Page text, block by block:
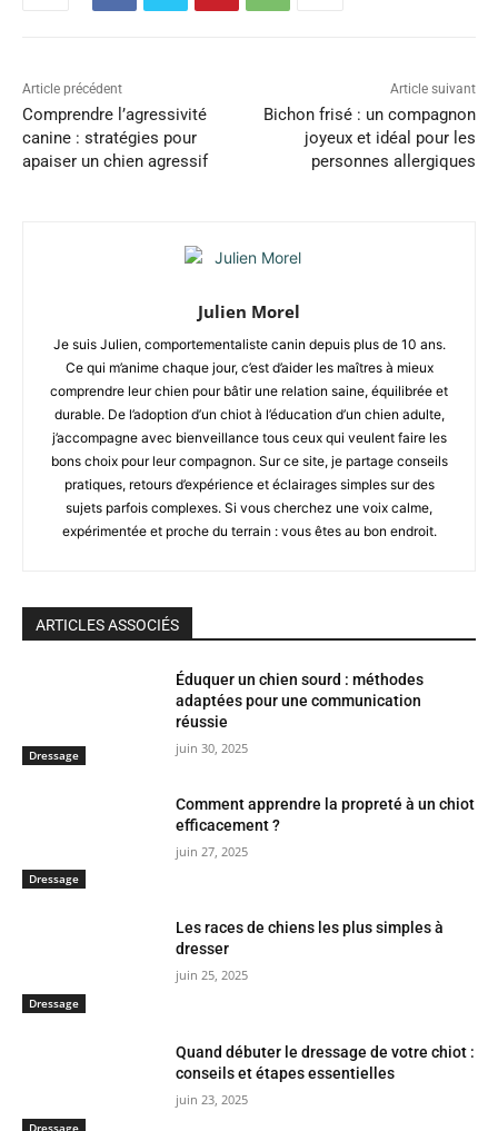
Article précédent
Comprendre l’agressivité
canine : stratégies pour
apaiser un chien agressif
Article suivant
Bichon frisé : un compagnon
joyeux et idéal pour les
personnes allergiques
Julien Morel
Je suis Julien, comportementaliste canin depuis plus de 10 ans.
Ce qui m’anime chaque jour, c’est d’aider les maîtres à mieux
comprendre leur chien pour bâtir une relation saine, équilibrée et
durable. De l’adoption d’un chiot à l’éducation d’un chien adulte,
j’accompagne avec bienveillance tous ceux qui veulent faire les
bons choix pour leur compagnon. Sur ce site, je partage conseils
pratiques, retours d’expérience et éclairages simples sur des
sujets parfois complexes. Si vous cherchez une voix calme,
expérimentée et proche du terrain : vous êtes au bon endroit.
ARTICLES ASSOCIÉS
Dressage
Éduquer un chien sourd : méthodes
adaptées pour une communication
réussie
juin 30, 2025
Dressage
Comment apprendre la propreté à un chiot
efficacement ?
juin 27, 2025
Dressage
Les races de chiens les plus simples à
dresser
juin 25, 2025
Dressage
Quand débuter le dressage de votre chiot :
conseils et étapes essentielles
juin 23, 2025